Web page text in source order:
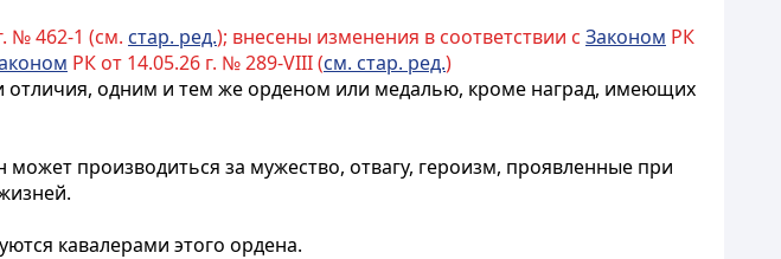
№ 462-1 (см. стар. ред.); внесены изменения в соответствии с Законом РК
РК от 14.05.26 г. № 289-VIII (см. стар. ред.)
одним и тем же орденом или медалью, кроме наград, имеющих
производиться за мужество, отвагу, героизм, проявленные при
кавалерами этого ордена.